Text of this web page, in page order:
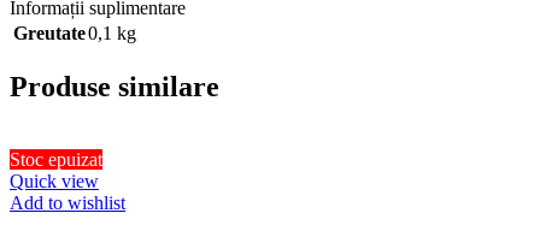
Informații suplimentare
Greutate0,1 kg
Produse similare
Stoc epuizat
Quick view
Add to wishlist